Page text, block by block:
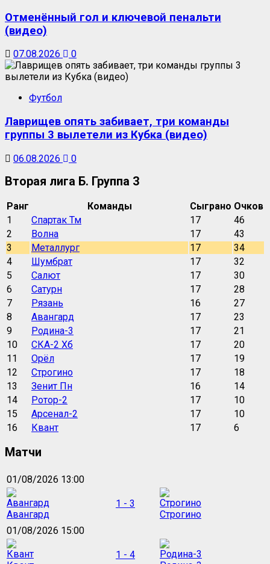
Отменённый гол и ключевой пенальти
(видео)
07.08.2026 0
Футбол
Лаврищев опять забивает, три команды
группы 3 вылетели из Кубка (видео)
06.08.2026 0
Вторая лига Б. Группа 3
Ранг Команды Сыграно Очков
1
Спартак Тм 17
46
2
Волна 17
43
3
Металлург 17
34
4
Шумбрат 17
32
5
Салют 17
30
6
Сатурн 17
28
7
Рязань 16
27
8
Авангард 17
23
9
Родина-3 17
21
10
СКА-2 Хб 17
20
11
Орёл 17
19
12
Строгино 17
18
13
Зенит Пн 16
14
14
Ротор-2 17
10
15
Арсенал-2 17
10
16
Квант 17 6
Матчи
01/08/2026 13:00
Авангард
1 - 3
Строгино
01/08/2026 15:00
1 - 4